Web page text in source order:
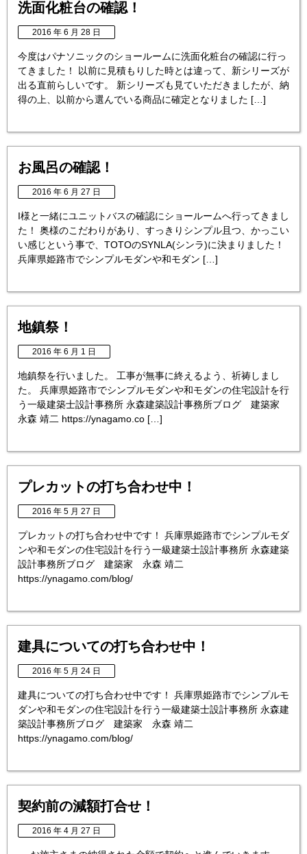
洗面化粧台の確認！
2016 年 6 月 28 日
今度はパナソニックのショールームに洗面化粧台の確認に行っ
てきました！ 以前に見積もりした時とは違って、新シリーズが
出る直前らしいです。 新シリーズも見ていただきましたが、納
得の上、以前から選んでいる商品に確定となりました […]
お風呂の確認！
2016 年 6 月 27 日
I様と一緒にユニットバスの確認にショールームへ行ってきまし
た！ 奥様のこだわりがあり、すっきりシンプル且つ、かっこい
い感じという事で、TOTOのSYNLA(シンラ)に決まりました！
兵庫県姫路市でシンプルモダンや和モダン […]
地鎮祭！
2016 年 6 月 1 日
地鎮祭を行いました。 工事が無事に終えるよう、祈祷しまし
た。 兵庫県姫路市でシンプルモダンや和モダンの住宅設計を行
う一級建築士設計事務所 永森建築設計事務所ブログ 建築家
永森 靖二 https://ynagamo.co […]
プレカットの打ち合わせ中！
2016 年 5 月 27 日
プレカットの打ち合わせ中です！ 兵庫県姫路市でシンプルモダ
ンや和モダンの住宅設計を行う一級建築士設計事務所 永森建築
設計事務所ブログ 建築家 永森 靖二
https://ynagamo.com/blog/
建具についての打ち合わせ中！
2016 年 5 月 24 日
建具についての打ち合わせ中です！ 兵庫県姫路市でシンプルモ
ダンや和モダンの住宅設計を行う一級建築士設計事務所 永森建
築設計事務所ブログ 建築家 永森 靖二
https://ynagamo.com/blog/
契約前の減額打合せ！
2016 年 4 月 27 日